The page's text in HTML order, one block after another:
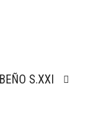
S.XXI